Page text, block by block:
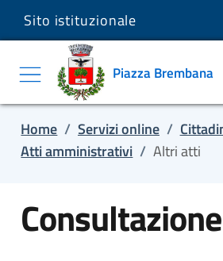
Salta e vai al contenuto
Salta e vai al footer
Sito istituzionale
Piazza Brembana
Home / Servizi online /
Atti amministrativi / Altri atti